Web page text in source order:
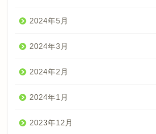
2024年5月
2024年3月
2024年2月
2024年1月
2023年12月